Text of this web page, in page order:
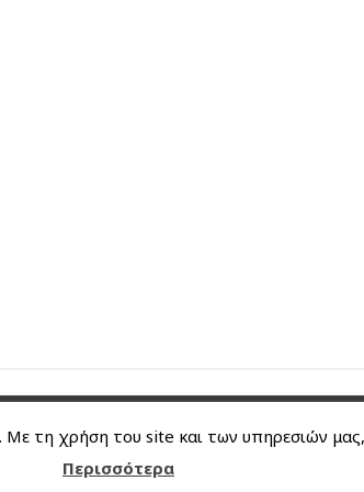
τη χρήση του site και των υπηρεσιών
Περισσότερα